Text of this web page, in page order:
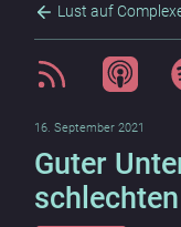
Lust auf
16. September 2021
Guter